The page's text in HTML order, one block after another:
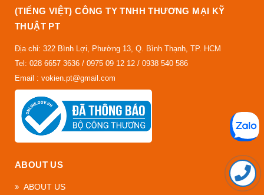
(TIẾNG VIỆT) CÔNG TY TNHH THƯƠNG MẠI KỸ
THUẬT PT
Địa chỉ: 322 Bình Lợi, Phường 13, Q. Bình Thạnh, TP. HCM
Tel: 028 6657 3636 / 0975 09 12 12 / 0938 540 586
Email : vokien.pt@gmail.com
ABOUT US
ABOUT US